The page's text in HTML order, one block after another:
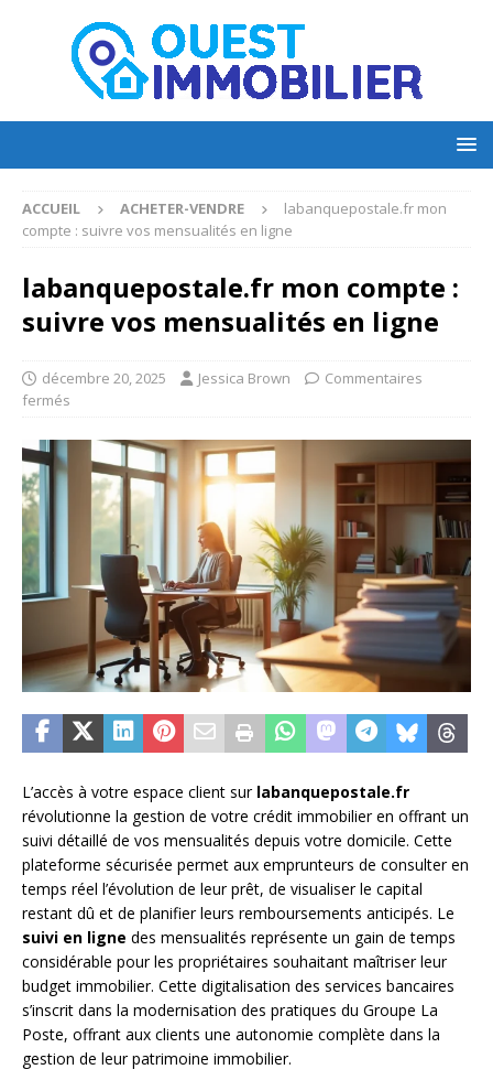
ACCUEIL ACHETER-VENDRE
labanquepostale.fr mon
compte : suivre vos mensualités en ligne
labanquepostale.fr mon compte :
suivre vos mensualités en ligne
décembre 20, 2025 Jessica Brown
Commentaires
fermés
L’accès à votre espace client sur labanquepostale.fr
révolutionne la gestion de votre crédit immobilier en offrant un
suivi détaillé de vos mensualités depuis votre domicile. Cette
plateforme sécurisée permet aux emprunteurs de consulter en
temps réel l’évolution de leur prêt, de visualiser le capital
restant dû et de planifier leurs remboursements anticipés. Le
suivi en ligne des mensualités représente un gain de temps
considérable pour les propriétaires souhaitant maîtriser leur
budget immobilier. Cette digitalisation des services bancaires
s’inscrit dans la modernisation des pratiques du Groupe La
Poste, offrant aux clients une autonomie complète dans la
gestion de leur patrimoine immobilier.